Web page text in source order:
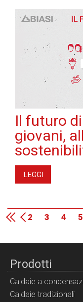
Il futuro
giovani,
LEGGI
2 3 4 5
Prodotti
Caldaie a
Caldaie tradizionali